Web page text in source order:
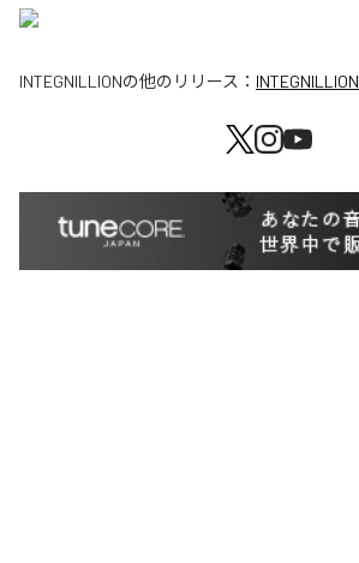
INTEGNILLIONの他のリリース： INTEGNILLION